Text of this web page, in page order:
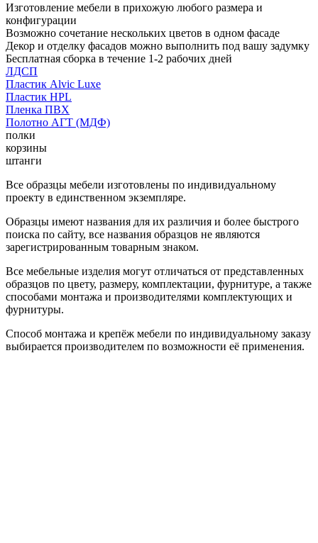
Изготовление мебели в прихожую любого размера и
конфигурации
Возможно сочетание нескольких цветов в одном фасаде
Декор и отделку фасадов можно выполнить под вашу задумку
Бесплатная сборка в течение 1-2 рабочих дней
ЛДСП
Пластик Alvic Luxe
Пластик HPL
Пленка ПВХ
Полотно АГТ (МДФ)
полки
корзины
штанги
Все образцы мебели изготовлены по индивидуальному
проекту в единственном экземпляре.
Образцы имеют названия для их различия и более быстрого
поиска по сайту, все названия образцов не являются
зарегистрированным товарным знаком.
Все мебельные изделия могут отличаться от представленных
образцов по цвету, размеру, комплектации, фурнитуре, а также
способами монтажа и производителями комплектующих и
фурнитуры.
Способ монтажа и крепёж мебели по индивидуальному заказу
выбирается производителем по возможности её применения.